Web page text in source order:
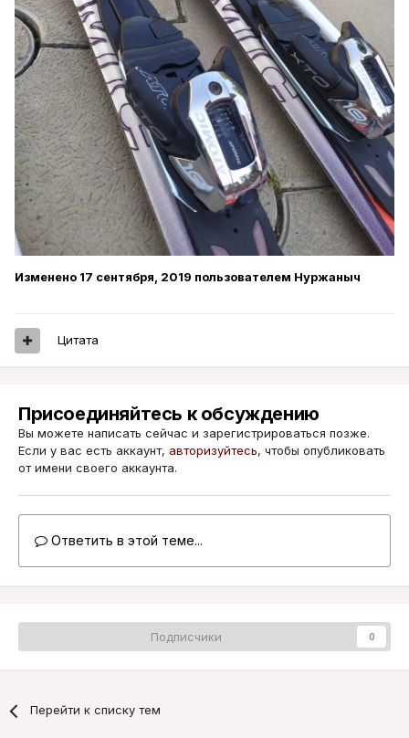
Изменено 17 сентября, 2019 пользователем Нуржаныч
Цитата
Присоединяйтесь к обсуждению
Вы можете написать сейчас и зарегистрироваться позже.
Если у вас есть аккаунт, авторизуйтесь, чтобы опубликовать
от имени своего аккаунта.
Ответить в этой теме...
Подписчики 0
Перейти к списку тем